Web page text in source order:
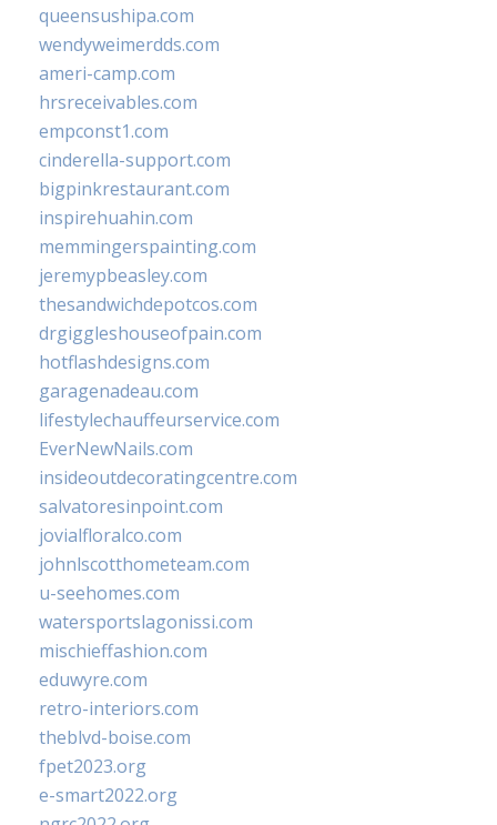
queensushipa.com
wendyweimerdds.com
ameri-camp.com
hrsreceivables.com
empconst1.com
cinderella-support.com
bigpinkrestaurant.com
inspirehuahin.com
memmingerspainting.com
jeremypbeasley.com
thesandwichdepotcos.com
drgiggleshouseofpain.com
hotflashdesigns.com
garagenadeau.com
lifestylechauffeurservice.com
EverNewNails.com
insideoutdecoratingcentre.com
salvatoresinpoint.com
jovialfloralco.com
johnlscotthometeam.com
u-seehomes.com
watersportslagonissi.com
mischieffashion.com
eduwyre.com
retro-interiors.com
theblvd-boise.com
fpet2023.org
e-smart2022.org